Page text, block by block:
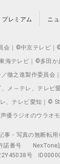
プレミアム ニ
会｜©中京テレビ｜
海テレビ｜©多田
徹之進製作委員会
メ～テレ、テレビ
、テレビ愛知｜©
優ラジオのウラオ
事・写真の無断転用
諾番号
NexTone
号